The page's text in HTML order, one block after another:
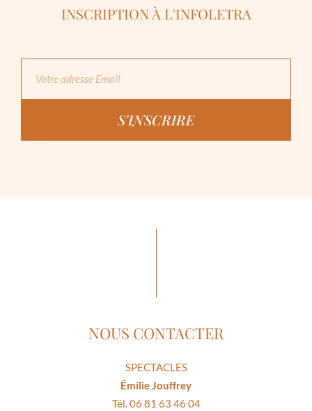
INSCRIPTION À L'INFOLETRA
S'INSCRIRE
NOUS CONTACTER
SPECTACLES
Émilie Jouffrey
Tél. 06 81 63 46 04